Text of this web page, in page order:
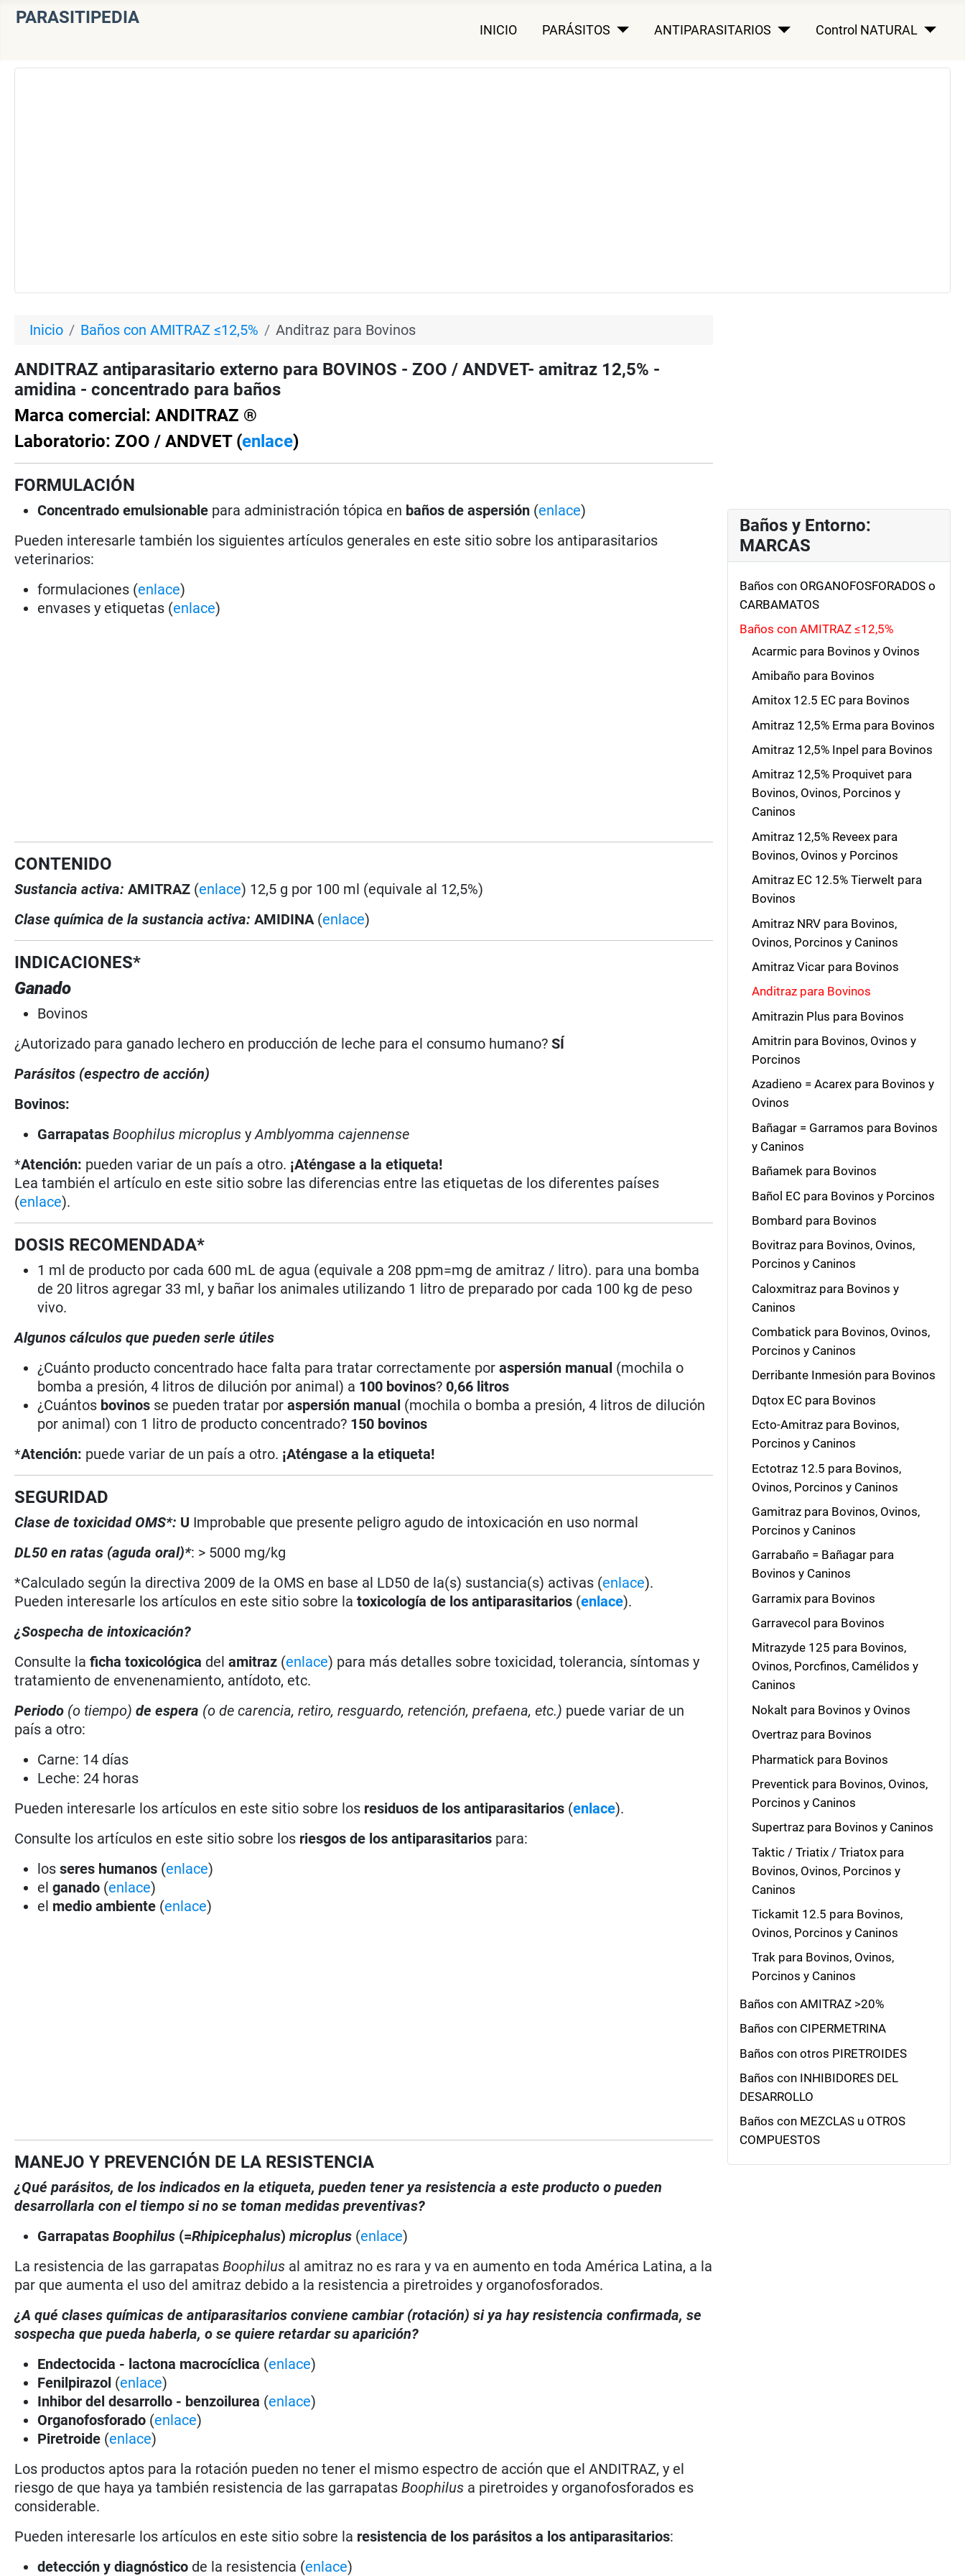
PARASITIPEDIA
INICIO PARÁSITOS ANTIPARASITARIOS Control NATURAL
Inicio Baños con AMITRAZ ≤12,5% Anditraz para Bovinos
ANDITRAZ antiparasitario externo para BOVINOS - ZOO / ANDVET- amitraz 12,5% -
amidina - concentrado para baños
Marca comercial: ANDITRAZ ®
Laboratorio: ZOO / ANDVET (enlace)
FORMULACIÓN
Concentrado emulsionable para administración tópica en baños de aspersión (enlace)
Pueden interesarle también los siguientes artículos generales en este sitio sobre los antiparasitarios
veterinarios:
formulaciones (enlace)
envases y etiquetas (enlace)
CONTENIDO
Sustancia activa:AMITRAZ (enlace) 12,5 g por 100 ml (equivale al 12,5%)
Clase química de la sustancia activa: AMIDINA (enlace)
INDICACIONES*
Ganado
Bovinos
¿Autorizado para ganado lechero en producción de leche para el consumo humano?SÍ
Parásitos (espectro de acción)
Bovinos:
Garrapatas Boophilus microplusy Amblyomma cajennense
*Atención: pueden variar de un país a otro. ¡Aténgase a la etiqueta!
Lea también el artículo en este sitio sobre las diferencias entre las etiquetas de los diferentes países
(enlace).
DOSIS RECOMENDADA*
1 ml de producto por cada 600 mL de agua (equivale a 208 ppm=mg de amitraz / litro). para una bomba
de 20 litros agregar 33 ml, y bañar los animales utilizando 1 litro de preparado por cada 100 kg de peso
vivo.
Algunos cálculos que pueden serle útiles
¿Cuánto producto concentrado hace falta para tratar correctamente poraspersión manual (mochila o
bomba a presión, 4 litros de dilución por animal) a 100 bovinos? 0,66 litros
¿Cuántos bovinos se pueden tratar poraspersión manual (mochila o bomba a presión, 4 litros de dilución
por animal) con 1 litro de producto concentrado? 150 bovinos
*Atención: puede variar de un país a otro. ¡Aténgase a la etiqueta!
SEGURIDAD
Clase de toxicidad OMS*: U Improbable que presente peligro agudo de intoxicación en uso normal
DL50 en ratas (aguda oral)*: > 5000 mg/kg
*Calculado según la directiva 2009 de la OMS en base al LD50 de la(s) sustancia(s) activas (enlace).
Pueden interesarle los artículos en este sitio sobre la toxicología de los antiparasitarios (enlace).
¿Sospecha de intoxicación?
Consulte laficha toxicológica delamitraz (enlace) para más detalles sobre toxicidad, tolerancia, síntomas y
tratamiento de envenenamiento, antídoto, etc.
Periodo (o tiempo) de espera (o de carencia, retiro, resguardo, retención, prefaena, etc.) puede variar de un
país a otro:
Carne: 14 días
Leche: 24 horas
Pueden interesarle los artículos en este sitio sobre los residuos de los antiparasitarios (enlace).
Consulte los artículos en este sitio sobre los riesgos de los antiparasitarios para:
losseres humanos (enlace)
elganado (enlace)
el medio ambiente (enlace)
MANEJO Y PREVENCIÓN DE LA RESISTENCIA
¿Qué parásitos, de los indicados en la etiqueta, pueden tener ya resistencia a este producto o pueden
desarrollarla con el tiempo si no se toman medidas preventivas?
GarrapatasBoophilus (=Rhipicephalus)microplus (enlace)
La resistencia de las garrapatas Boophilus al amitraz no es rara y va en aumento en toda América Latina, a la
par que aumenta el uso del amitraz debido a la resistencia a piretroides y organofosforados.
¿A qué clases químicas de antiparasitarios conviene cambiar (rotación) si ya hay resistencia confirmada, se
sospecha que pueda haberla, o se quiere retardar su aparición?
Endectocida - lactona macrocíclica (enlace)
Fenilpirazol (enlace)
Inhibor del desarrollo - benzoilurea (enlace)
Organofosforado (enlace)
Piretroide (enlace)
Los productos aptos para la rotación pueden no tener el mismo espectro de acción que el ANDITRAZ, y el
riesgo de que haya ya también resistencia de las garrapatasBoophilus a piretroides y organofosforados es
considerable.
Pueden interesarle los artículos en este sitio sobre la resistencia de los parásitos a los antiparasitarios:
detección y diagnóstico de la resistencia (enlace)
Baños y Entorno:
MARCAS
Baños con ORGANOFOSFORADOS o
CARBAMATOS
Baños con AMITRAZ ≤12,5%
Acarmic para Bovinos y Ovinos
Amibaño para Bovinos
Amitox 12.5 EC para Bovinos
Amitraz 12,5% Erma para Bovinos
Amitraz 12,5% Inpel para Bovinos
Amitraz 12,5% Proquivet para
Bovinos, Ovinos, Porcinos y
Caninos
Amitraz 12,5% Reveex para
Bovinos, Ovinos y Porcinos
Amitraz EC 12.5% Tierwelt para
Bovinos
Amitraz NRV para Bovinos,
Ovinos, Porcinos y Caninos
Amitraz Vicar para Bovinos
Anditraz para Bovinos
Amitrazin Plus para Bovinos
Amitrin para Bovinos, Ovinos y
Porcinos
Azadieno = Acarex para Bovinos y
Ovinos
Bañagar = Garramos para Bovinos
y Caninos
Bañamek para Bovinos
Bañol EC para Bovinos y Porcinos
Bombard para Bovinos
Bovitraz para Bovinos, Ovinos,
Porcinos y Caninos
Caloxmitraz para Bovinos y
Caninos
Combatick para Bovinos, Ovinos,
Porcinos y Caninos
Derribante Inmesión para Bovinos
Dqtox EC para Bovinos
Ecto-Amitraz para Bovinos,
Porcinos y Caninos
Ectotraz 12.5 para Bovinos,
Ovinos, Porcinos y Caninos
Gamitraz para Bovinos, Ovinos,
Porcinos y Caninos
Garrabaño = Bañagar para
Bovinos y Caninos
Garramix para Bovinos
Garravecol para Bovinos
Mitrazyde 125 para Bovinos,
Ovinos, Porcfinos, Camélidos y
Caninos
Nokalt para Bovinos y Ovinos
Overtraz para Bovinos
Pharmatick para Bovinos
Preventick para Bovinos, Ovinos,
Porcinos y Caninos
Supertraz para Bovinos y Caninos
Taktic / Triatix / Triatox para
Bovinos, Ovinos, Porcinos y
Caninos
Tickamit 12.5 para Bovinos,
Ovinos, Porcinos y Caninos
Trak para Bovinos, Ovinos,
Porcinos y Caninos
Baños con AMITRAZ >20%
Baños con CIPERMETRINA
Baños con otros PIRETROIDES
Baños con INHIBIDORES DEL
DESARROLLO
Baños con MEZCLAS u OTROS
COMPUESTOS